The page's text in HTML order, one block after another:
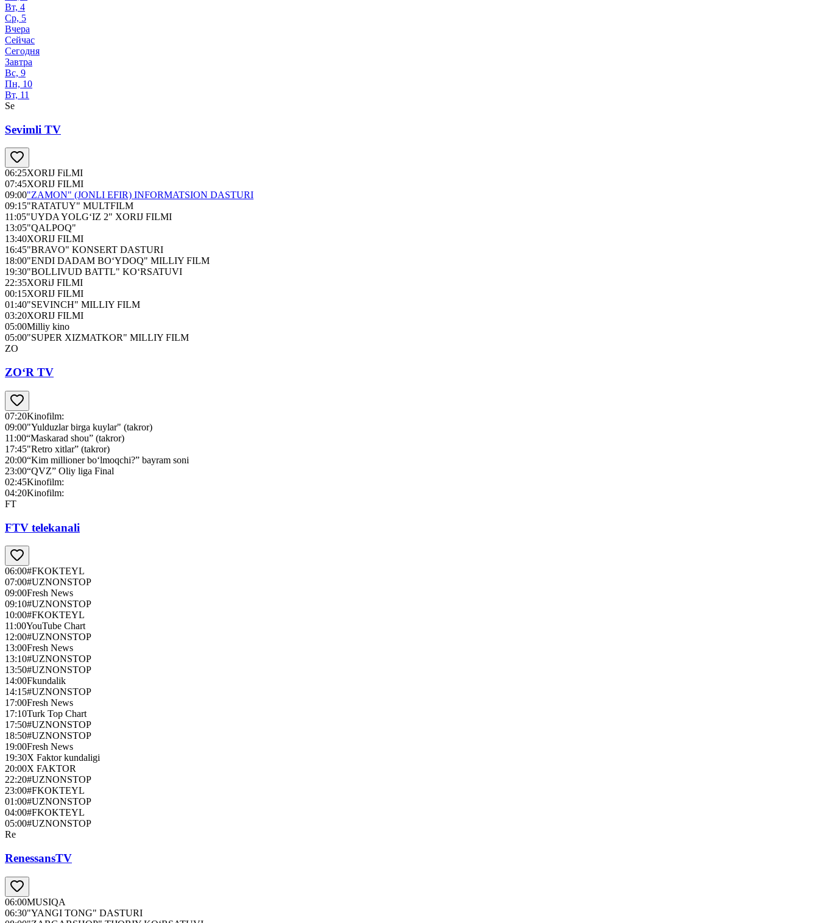
Вт, 4
Ср, 5
Вчера
Сейчас
Сегодня
Завтра
Вс, 9
Пн, 10
Вт, 11
Se
Sevimli TV
06:25XORIJ FiLMI
07:45XORIJ FILMI
09:00"ZAMON" (JONLI EFIR) INFORMATSION DASTURI
09:15"RATATUY" MULTFILM
11:05"UYDA YOLG‘IZ 2" XORIJ FILMI
13:05"QALPOQ"
13:40XORIJ FILMI
16:45"BRAVO" KONSERT DASTURI
18:00"ENDI DADAM BO‘YDOQ" MILLIY FILM
19:30"BOLLIVUD BATTL" KO‘RSATUVI
22:35XORiJ FILMI
00:15XORIJ FILMI
01:40"SEVINCH" MILLIY FILM
03:20XORIJ FILMI
05:00Milliy kino
05:00"SUPER XIZMATKOR" MILLIY FILM
ZO
ZO‘R TV
07:20Kinofilm:
09:00"Yulduzlar birga kuylar" (takror)
11:00“Maskarad shou” (takror)
17:45"Retro xitlar” (takror)
20:00“Kim millioner bo‘lmoqchi?” bayram soni
23:00“QVZ” Оliy liga Final
02:45Kinofilm:
04:20Kinofilm:
FT
FTV telekanali
06:00#FKOKTEYL
07:00#UZNONSTOP
09:00Fresh News
09:10#UZNONSTOP
10:00#FKOKTEYL
11:00YouTube Chart
12:00#UZNONSTOP
13:00Fresh News
13:10#UZNONSTOP
13:50#UZNONSTOP
14:00Fkundalik
14:15#UZNONSTOP
17:00Fresh News
17:10Turk Top Chart
17:50#UZNONSTOP
18:50#UZNONSTOP
19:00Fresh News
19:30X Faktor kundaligi
20:00X FAKTOR
22:20#UZNONSTOP
23:00#FKOKTEYL
01:00#UZNONSTOP
04:00#FKOKTEYL
05:00#UZNONSTOP
Re
RenessansTV
06:00MUSIQA
06:30"YANGI TONG" DASTURI